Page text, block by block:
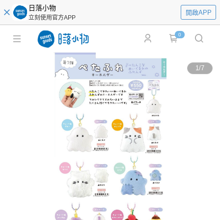
日落小物
立刻使用官方APP
開啟APP
0
1/7